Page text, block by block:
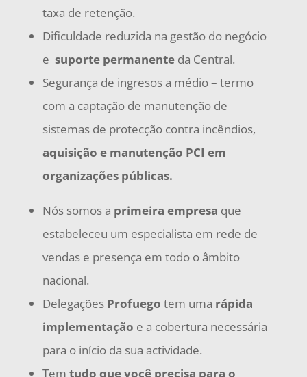
taxa de retenção.
Dificuldade reduzida na gestão do negócio
e suporte permanenteda Central.
Segurança de ingresos a médio – termo
com a captação de manutenção de
sistemas de protecção contra incêndios,
aquisição e manutenção PCI em
organizações públicas.
Nós somos a primeira empresa que
estabeleceu um especialista em rede de
vendas e presença em todo o âmbito
nacional.
Delegações Profuego tem uma rápida
implementação e a cobertura necessária
para o início da sua actividade.
Tem tudo que você precisa para o